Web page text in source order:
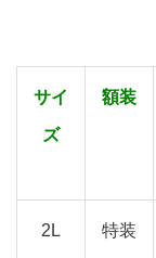
サイ
ズ
額装
2L 特装